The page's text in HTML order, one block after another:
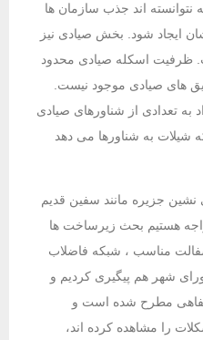
نتوانسته اند جذب سازمان ها
ایجاد شود. بخش صیادی نیز
ظرفیت اسکله صیادی محدود
های صیادی موجود نیست.
به تعدادی از شناورهای صیادی
شیلات به شناورها می دهد
جزیره مانند سفین قدیم
هستیم بحث زیرساخت ها
مناسب ، شبکه فاضلاب
شهر هم پیگیری کردیم و
مطرح شده است و
را مشاهده کرده اند،